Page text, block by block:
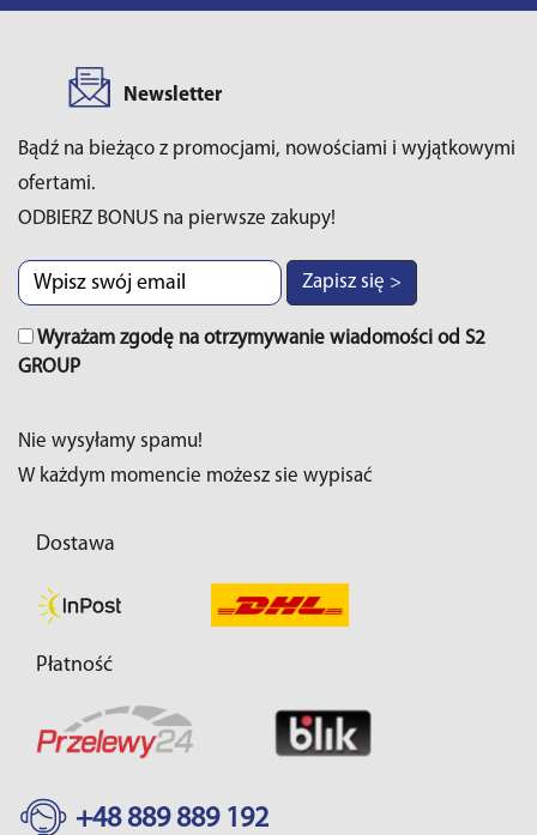
Newsletter
Bądź na bieżąco z promocjami, nowościami i wyjątkowymi
ofertami.
ODBIERZ BONUS na pierwsze zakupy!
Zapisz się >
Wyrażam zgodę na otrzymywanie wiadomości od S2
GROUP
Nie wysyłamy spamu!
W każdym momencie możesz sie wypisać
Dostawa
Płatność
+48 889 889 192